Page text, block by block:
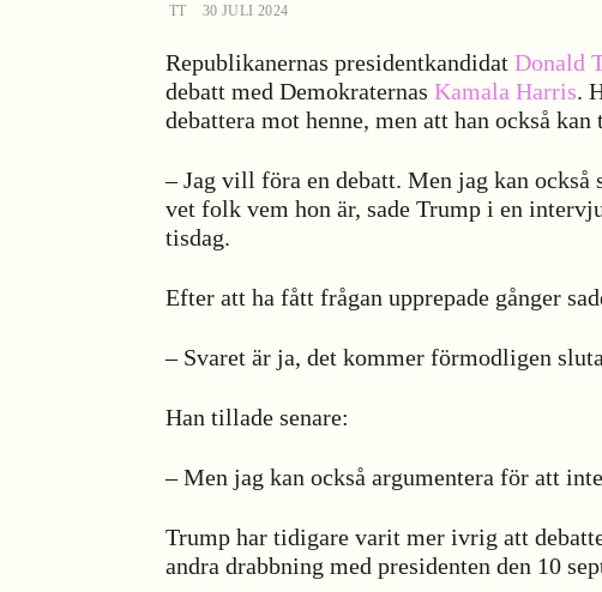
TT 30 JULI 2024
Republikanernas presidentkandidat Donald
debatt med Demokraternas Kamala Harris.
debattera mot henne, men att han också kan
– Jag vill föra en debatt. Men jag kan också
vet folk vem hon är, sade Trump i en
tisdag.
Efter att ha fått frågan upprepade gånger
– Svaret är ja, det kommer förmodligen
Han tillade senare:
– Men jag kan också argumentera för att
Trump har tidigare varit mer ivrig att
andra drabbning med presidenten den 10